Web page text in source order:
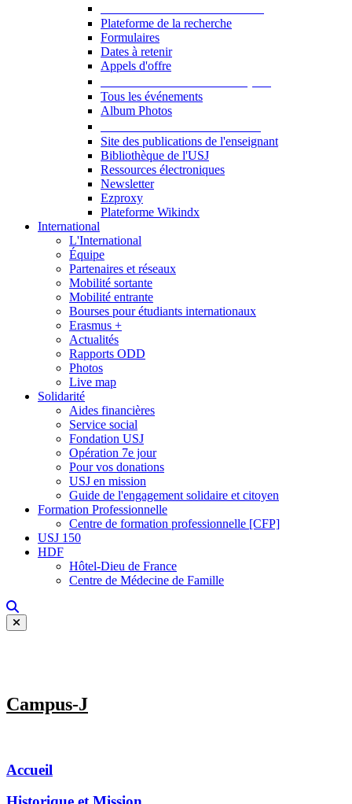
Plateforme de la recherche
Formulaires
Dates à retenir
Appels d'offre
Tous les événements
Album Photos
Site des publications de l'enseignant
Bibliothèque de l'USJ
Ressources électroniques
Newsletter
Ezproxy
Plateforme Wikindx
International
L'International
Équipe
Partenaires et réseaux
Mobilité sortante
Mobilité entrante
Bourses pour étudiants internationaux
Erasmus +
Actualités
Rapports ODD
Photos
Live map
Solidarité
Aides financières
Service social
Fondation USJ
Opération 7e jour
Pour vos donations
USJ en mission
Guide de l'engagement solidaire et citoyen
Formation Professionnelle
Centre de formation professionnelle [CFP]
USJ 150
HDF
Hôtel-Dieu de France
Centre de Médecine de Famille
Campus-J
Accueil